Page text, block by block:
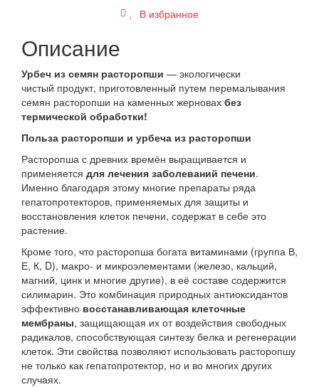
В избранное
Описание
Урбеч из семян расторопши — экологически
чистый продукт, приготовленный путем перемалывания
семян расторопши на каменных жерновах без
термической обработки!
Польза расторопши и урбеча из расторопши
Расторопша с древних времён выращивается и
применяется для лечения заболеваний печени.
Именно благодаря этому многие препараты ряда
гепатопротекторов, применяемых для защиты и
восстановления клеток печени, содержат в себе это
растение.
Кроме того, что расторопша богата витаминами (группа В,
Е, К, D), макро- и микроэлементами (железо, кальций,
магний, цинк и многие другие), в её составе содержится
силимарин. Это комбинация природных антиоксидантов
эффективно восстанавливающая клеточные
мембраны, защищающая их от воздействия свободных
радикалов, способствующая синтезу белка и регенерации
клеток. Эти свойства позволяют использовать расторопшу
не только как гепатопротектор, но и во многих других
случаях.